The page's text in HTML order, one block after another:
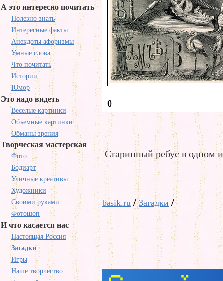
А это интересно почитать
Полезно знать
Интересные факты
Анекдоты афоризмы
Умные слова
Что почитать
Истории
Юмор
Это надо видеть
Веселые картинки
Объемные картинки
Обманы зрения
Творческая мастерская
Фото
Бодиарт
Уличные креативы
Художники
Своими руками
Фотошоп
И что касается нас
Настоящая Россия
Загадки
Игры
Наше творчество
0
Старинный ребус в одном
basik.ru /Загадки /